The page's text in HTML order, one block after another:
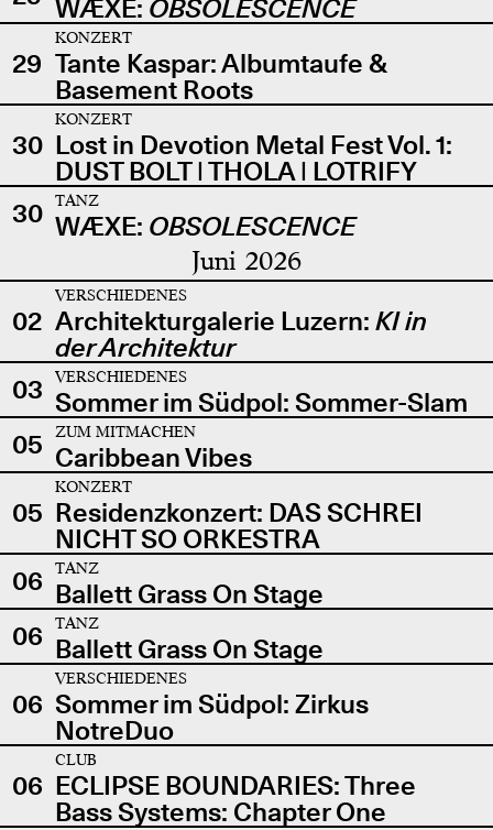
WÆXE: OBSOLESCENCE
29
KONZERT
Tante Kaspar: Albumtaufe &
Basement Roots
30
KONZERT
Lost in Devotion Metal Fest Vol. 1:
DUST BOLT | THOLA | LOTRIFY
30
TANZ
WÆXE: OBSOLESCENCE
Juni 2026
02
VERSCHIEDENES
Architekturgalerie Luzern: KI in
der Architektur
03
VERSCHIEDENES
Sommer im Südpol: Sommer-Slam
05
ZUM MITMACHEN
Caribbean Vibes
05
KONZERT
Residenzkonzert: DAS SCHREI
NICHT SO ORKESTRA
06
TANZ
Ballett Grass On Stage
06
TANZ
Ballett Grass On Stage
06
VERSCHIEDENES
Sommer im Südpol: Zirkus
NotreDuo
06
CLUB
ECLIPSE BOUNDARIES: Three
Bass Systems: Chapter One